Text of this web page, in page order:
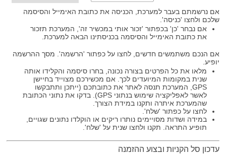
אם נרשמתם בעבר למערכת, הכניסה את כתובת האימייל והסיסמה
שלכם ולחצו 'כניסה'.
אם נבחר 'כן' בכפתור 'זכור אותי במכשיר זה', המערכת תזכור
את כתובת האימייל והסיסמה בכניסתינו הבאה למערכת.
אם הנכם משתמשים חדשים, לחצו על כפתור 'הרשמה'. מסך ההרשמה
יופיע.
מלאו את כל הפרטים בצורה נכונה, בחרו סיסמה והקלידו אותה
שנית במקומות המיועדים לכך. אם מכשירכם מצוייד בחיישן
GPS, המערכת תנסה לאתר את כתובתכם (ייתכן ותתבקשו
לאשר לאפליקציה שימוש בנתוני GPS). בדקו את נתוני הכתובת
שהמערכת איתרה ותקנו במידת הצורך.
לחצו על כפתור 'שלח'.
במידה ושדות מסויימים נותרו ריקים או הוקלדו נתונים שגויים,
תופיע התראה. תקנו ולחצו שנית על 'שלח'.
עדכון סל הקניות ובצוע ההזמנה